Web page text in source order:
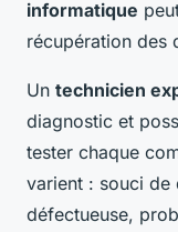
informatique
récupération des
Un technicien
diagnostic et
tester chaque
varient : souci de
défectueuse,